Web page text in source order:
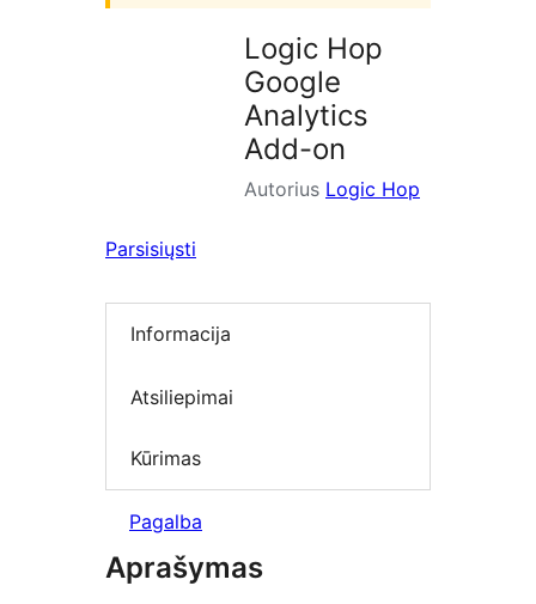
Logic Hop
Google
Analytics
Add-on
Autorius Logic Hop
Parsisiųsti
Informacija
Atsiliepimai
Kūrimas
Pagalba
Aprašymas